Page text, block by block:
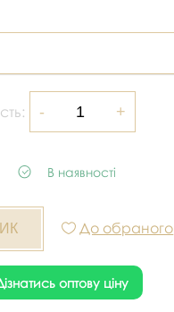
В наявності
До обраного
оптову ціну